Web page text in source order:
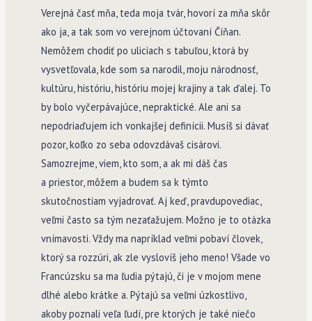
Verejná časť mňa, teda moja tvár, hovorí za mňa skôr
ako ja, a tak som vo verejnom účtovaní Číňan.
Nemôžem chodiť po uliciach s tabuľou, ktorá by
vysvetľovala, kde som sa narodil, moju národnosť,
kultúru, históriu, históriu mojej krajiny a tak ďalej. To
by bolo vyčerpávajúce, nepraktické. Ale ani sa
nepodriaďujem ich vonkajšej definícii. Musíš si dávať
pozor, koľko zo seba odovzdávaš cisárovi.
Samozrejme, viem, kto som, a ak mi dáš čas
a priestor, môžem a budem sa k týmto
skutočnostiam vyjadrovať. Aj keď, pravdupovediac,
veľmi často sa tým nezaťažujem. Možno je to otázka
vnímavosti. Vždy ma napríklad veľmi pobaví človek,
ktorý sa rozzúri, ak zle vyslovíš jeho meno! Všade vo
Francúzsku sa ma ľudia pýtajú, či je v mojom mene
dlhé alebo krátke a. Pýtajú sa veľmi úzkostlivo,
akoby poznali veľa ľudí, pre ktorých je také niečo